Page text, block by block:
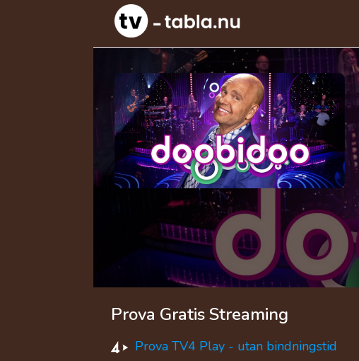
Prova Gratis Streaming
Prova TV4 Play - utan bindningstid